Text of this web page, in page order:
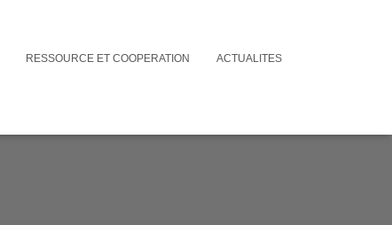
RESSOURCE ET COOPERATION ACTUALITES